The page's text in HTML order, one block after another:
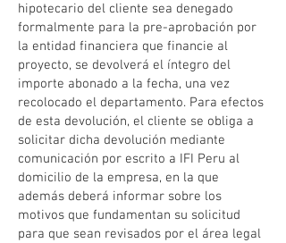
hipotecario del cliente sea denegado
formalmente para la pre-aprobación por
la entidad financiera que financie al
proyecto, se devolverá el íntegro del
importe abonado a la fecha, una vez
recolocado el departamento. Para efectos
de esta devolución, el cliente se obliga a
solicitar dicha devolución mediante
comunicación por escrito a IFI Peru al
domicilio de la empresa, en la que
además deberá informar sobre los
motivos que fundamentan su solicitud
para que sean revisados por el área legal